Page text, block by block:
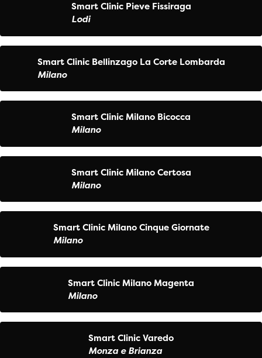
Smart Clinic Pieve Fissiraga
Lodi
Smart Clinic Bellinzago La Corte Lombarda
Milano
Smart Clinic Milano Bicocca
Milano
Smart Clinic Milano Certosa
Milano
Smart Clinic Milano Cinque Giornate
Milano
Smart Clinic Milano Magenta
Milano
Smart Clinic Varedo
Monza e Brianza